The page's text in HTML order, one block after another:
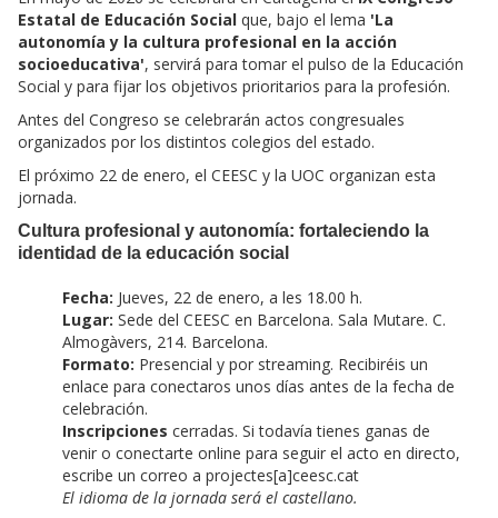
Estatal de Educación Social que, bajo el lema 'La
autonomía y la cultura profesional en la acción
socioeducativa', servirá para tomar el pulso de la Educación
Social y para fijar los objetivos prioritarios para la profesión.
Antes del Congreso se celebrarán actos congresuales
organizados por los distintos colegios del estado.
El próximo 22 de enero, el CEESC y la UOC organizan esta
jornada.
Cultura profesional y autonomía: fortaleciendo la
identidad de la educación social
Fecha: Jueves, 22 de enero, a les 18.00 h.
Lugar:Sede del CEESC en Barcelona. Sala Mutare. C.
Almogàvers, 214. Barcelona.
Formato: Presencial y por streaming. Recibiréis un
enlace para conectaros unos días antes de la fecha de
celebración.
Inscripciones cerradas. Si todavía tienes ganas de
venir o conectarte online para seguir el acto en directo,
escribe un correo a projectes[a]ceesc.cat
El idioma de la jornada será el castellano.